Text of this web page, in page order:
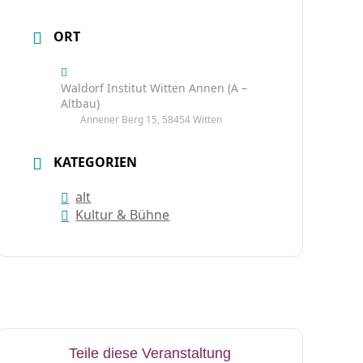
ORT
Waldorf Institut Witten Annen (A –
Altbau)
Annener Berg 15, 58454 Witten
KATEGORIEN
alt
Kultur & Bühne
Teile diese Veranstaltung